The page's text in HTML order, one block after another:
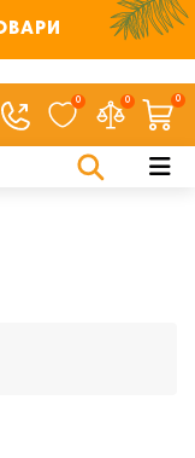
0 0 0